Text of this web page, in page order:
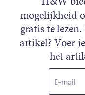
mogelijkheid
gratis te
artikel? Voer
het